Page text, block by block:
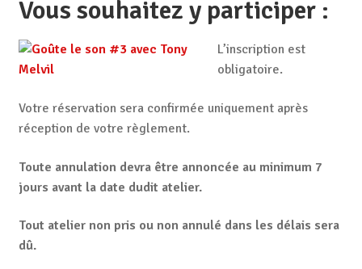
Vous souhaitez y participer :
L’inscription est
obligatoire.
Votre réservation sera confirmée uniquement après
réception de votre règlement.
Toute annulation devra être annoncée au minimum 7
jours avant la date dudit atelier.
Tout atelier non pris ou non annulé dans les délais sera
dû.